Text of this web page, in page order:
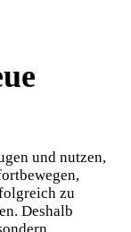
und nutzen,
zu
Deshalb